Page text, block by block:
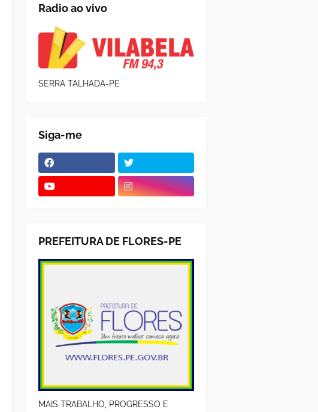
Radio ao vivo
SERRA TALHADA-PE
Siga-me
PREFEITURA DE FLORES-PE
MAIS TRABALHO, PROGRESSO E